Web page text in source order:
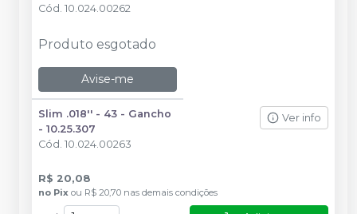
Cód. 10.024.00262
Produto esgotado
Avise-me
Slim .018'' - 43 - Gancho
- 10.25.307
Cód. 10.024.00263
Ver info
R$ 20,08
no Pix ou R$ 20,70 nas demais condições